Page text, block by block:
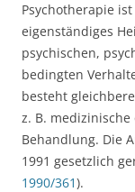
Psychotherapie
eigenständiges
psychischen,
bedingten
besteht
z. B.
Behandlung. Die
1991 gesetzlich
1990/361).